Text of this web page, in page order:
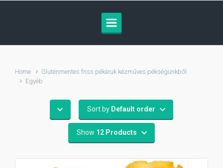
Home
Gluténmentes friss pékáruk kézműves pékségünkből
Egyéb
Sort by Default order
Show 12 Products